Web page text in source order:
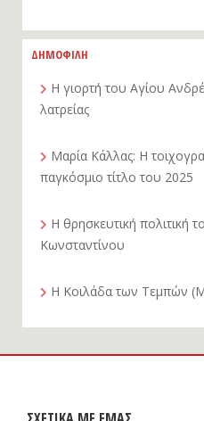
ΔΗΜΟΦΙΛΗ
Η γιορτή του Αγίου Ανδρέα και έθιμα της λαϊκής του
λατρείας
Μαρία Κάλλας: Η τοιχογραφία που διεκδικεί τον
παγκόσμιο τίτλο του 2025
Η θρησκευτική πολιτική του αυτοκράτορα
Κωνσταντίνου
Η Κοιλάδα των Τεμπών